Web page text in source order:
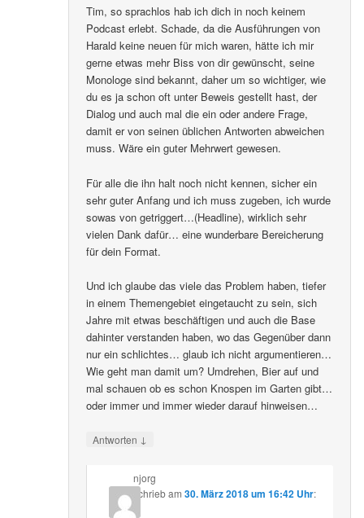
Tim, so sprachlos hab ich dich in noch keinem
Podcast erlebt. Schade, da die Ausführungen von
Harald keine neuen für mich waren, hätte ich mir
gerne etwas mehr Biss von dir gewünscht, seine
Monologe sind bekannt, daher um so wichtiger, wie
du es ja schon oft unter Beweis gestellt hast, der
Dialog und auch mal die ein oder andere Frage,
damit er von seinen üblichen Antworten abweichen
muss. Wäre ein guter Mehrwert gewesen.
Für alle die ihn halt noch nicht kennen, sicher ein
sehr guter Anfang und ich muss zugeben, ich wurde
sowas von getriggert…(Headline), wirklich sehr
vielen Dank dafür… eine wunderbare Bereicherung
für dein Format.
Und ich glaube das viele das Problem haben, tiefer
in einem Themengebiet eingetaucht zu sein, sich
Jahre mit etwas beschäftigen und auch die Base
dahinter verstanden haben, wo das Gegenüber dann
nur ein schlichtes… glaub ich nicht argumentieren…
Wie geht man damit um? Umdrehen, Bier auf und
mal schauen ob es schon Knospen im Garten gibt…
oder immer und immer wieder darauf hinweisen…
Antworten ↓
njorg
schriebam 30. März 2018 um 16:42 Uhr: